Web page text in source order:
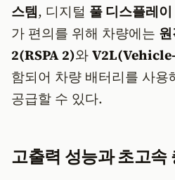
스템, 디지털 풀 디스플레
가 편의를 위해 차량에는
2(RSPA 2)와
함되어 차량 배터리를 사용
공급할 수 있다.
고출력 성능과 초고속